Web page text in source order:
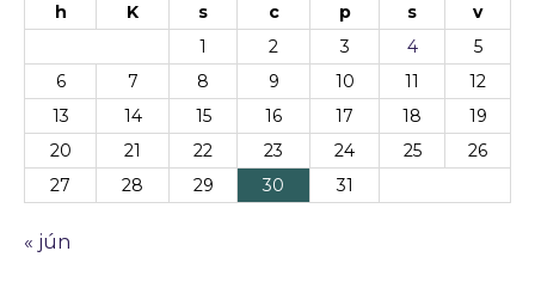
h K s c p s
v
1
2 3 4
5
6
7 8 9 10 11
12
13
14 15 16 17 18
19
20
21 22 23 24 25
26
27
28 29 30 31
« jún